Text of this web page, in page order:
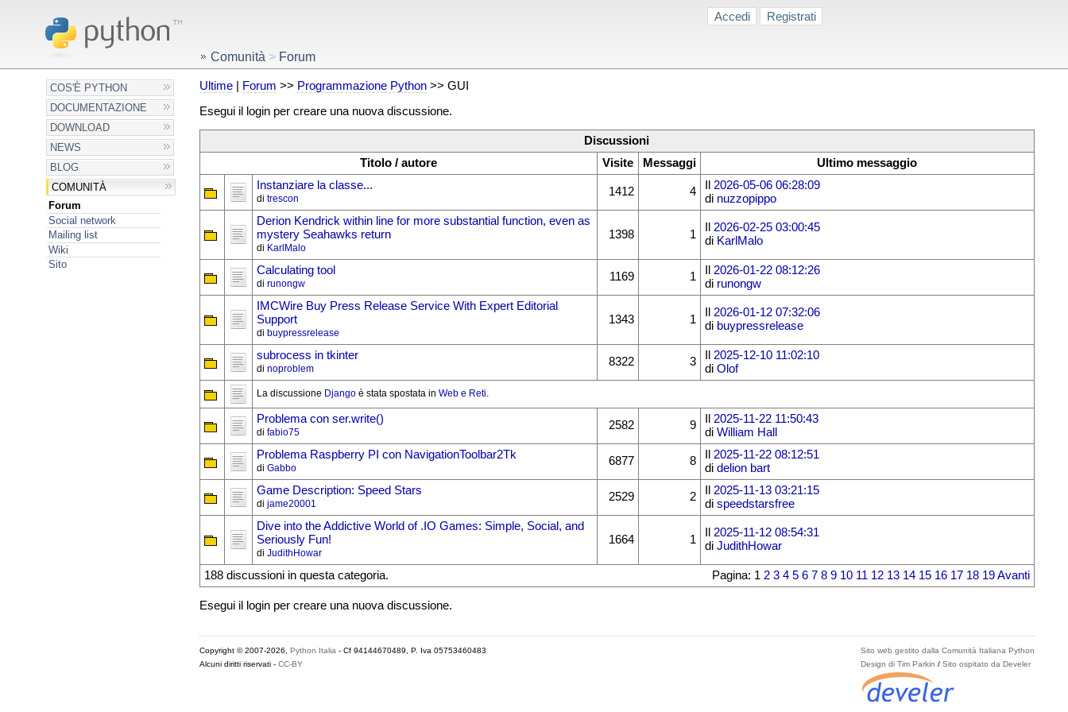
Accedi Registrati
COS'È PYTHON
DOCUMENTAZIONE
DOWNLOAD
NEWS
BLOG
COMUNITÀ
Forum
Social network
Mailing list
Wiki
Sito
Comunità > Forum
Ultime| Forum >> Programmazione Python>> GUI
Esegui il login per creare una nuova discussione.
Discussioni
Titolo / autore
Visite Messaggi
Ultimo messaggio
Instanziare la classe...
di trescon
1412 4
2026-05-06 06:28:09
di nuzzopippo
Derion Kendrick within line for more substantial function, even as
mystery Seahawks return
di KarlMalo
1398 1
2026-02-25 03:00:45
di KarlMalo
Calculating tool
di runongw
1169 1
2026-01-22 08:12:26
di runongw
IMCWire Buy Press Release Service With Expert Editorial
Support
di buypressrelease
1343 1
2026-01-12 07:32:06
di buypressrelease
subrocess in tkinter
di noproblem
8322 3
2025-12-10 11:02:10
di Olof
La discussione Djangoè stata spostata in Web e Reti.
Problema con ser.write()
di fabio75
2582 9
2025-11-22 11:50:43
di William Hall
Problema Raspberry PI con NavigationToolbar2Tk
di Gabbo
6877 8
2025-11-22 08:12:51
di delion bart
Game Description: Speed Stars
di jame20001
2529 2
2025-11-13 03:21:15
di speedstarsfree
Dive into the Addictive World of .IO Games: Simple, Social, and
Seriously Fun!
di JudithHowar
1664 1
2025-11-12 08:54:31
di JudithHowar
188 discussioni in questa categoria. Pagina: 1 2 3 4 5 6 7 8 9 10 11 12 13 14 15 16 17 18 19 Avanti
Esegui il login per creare una nuova discussione.
Sito web gestito dalla Comunità Italiana Python
Design di Tim Parkin /Sito ospitato da Develer
Copyright © 2007-2026, Python Italia - Cf 94144670489, P. Iva 05753460483
Alcuni diritti riservati - CC-BY